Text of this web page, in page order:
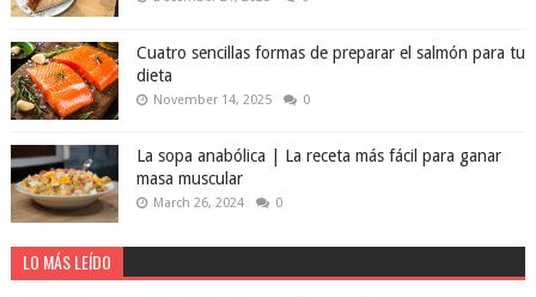
Cuatro sencillas formas de preparar el salmón para tu
dieta
November 14, 2025 0
La sopa anabólica | La receta más fácil para ganar
masa muscular
March 26, 2024 0
LO MÁS LEÍDO